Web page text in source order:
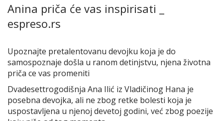
Anina priča će vas inspirisati _
espreso.rs
Upoznajte pretalentovanu devojku koja je do
samospoznaje došla u ranom detinjstvu, njena životna
priča ce vas promeniti
Dvadesettrogodišnja Ana Ilić iz Vladičinog Hana je
posebna devojka, ali ne zbog retke bolesti koja je
uspostavljena u njenoj devetoj godini, već zbog poezije